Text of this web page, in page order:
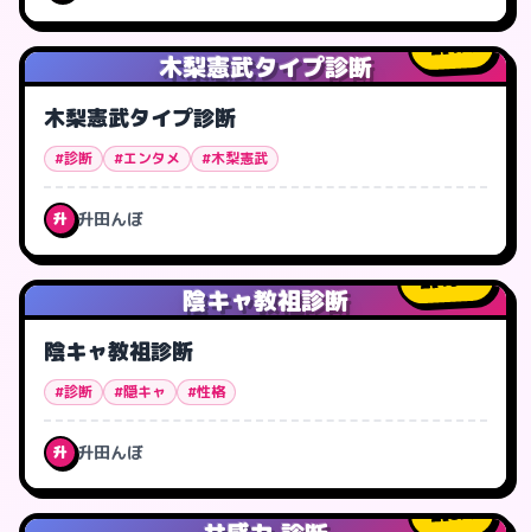
木梨憲武タイプ診断
1人
木梨憲武タイプ診断
#診断 #エンタメ #木梨憲武
升 升田んぼ
陰キャ教祖診断
19人
陰キャ教祖診断
#診断 #隠キャ #性格
升 升田んぼ
8人